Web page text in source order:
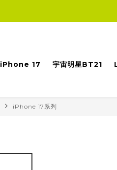
iPhone 17 宇宙明星BT21
iPhone 17系列